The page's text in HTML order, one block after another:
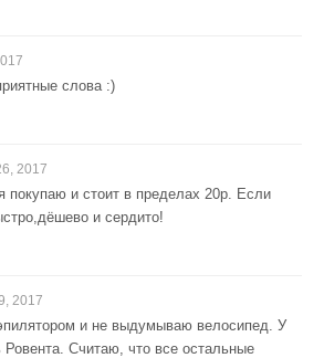
слова :)
2017
покупаю и стоит в пределах 20р. Если
и сердито!
2017
и не выдумываю велосипед. У
Считаю, что все остальные